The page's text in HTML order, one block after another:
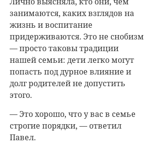
занимаются, каких взглядов на
жизнь и воспитание
придерживаются. Это не снобизм
— просто таковы традиции
нашей семьи: дети легко могут
попасть под дурное влияние и
долг родителей не допустить
этого.
— Это хорошо, что у вас в семье
строгие порядки, — ответил
Павел.